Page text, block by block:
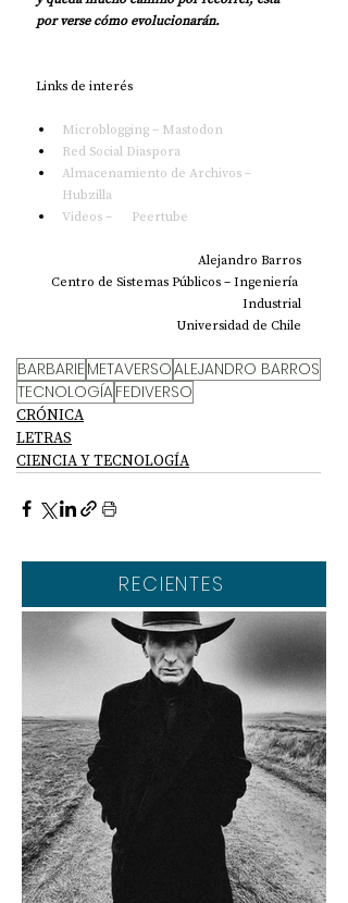
por verse cómo evolucionarán.
Links de interés
Microblogging – Mastodon
Red Social Diaspora
Almacenamiento de Archivos –
Hubzilla
Videos –      Peertube
Alejandro Barros
Centro de Sistemas Públicos – Ingeniería
Industrial
Universidad de Chile
BARBARIEMETAVERSOALEJANDRO BARROS
TECNOLOGÍAFEDIVERSO
CRÓNICA
LETRAS
CIENCIA Y TECNOLOGÍA
RECIENTES